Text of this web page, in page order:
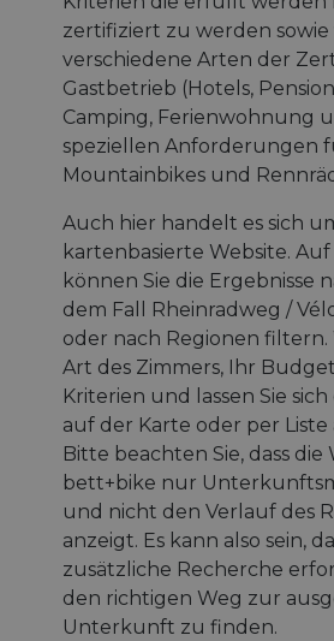
zertifiziert zu werden sowie
verschiedene Arten der
Gastbetrieb (Hotels,
Camping, Ferienwohnung
speziellen Anforderungen
Mountainbikes und
Auch hier handelt es sich
kartenbasierte Website.
können Sie die Ergebnisse
dem Fall Rheinradweg /
oder nach Regionen filtern.
Art des Zimmers, Ihr
Kriterien und lassen Sie
auf der Karte oder per Liste
Bitte beachten Sie, dass die
bett+bike nur
und nicht den Verlauf des
anzeigt. Es kann also sein,
zusätzliche Recherche
den richtigen Weg zur
Unterkunft zu finden.